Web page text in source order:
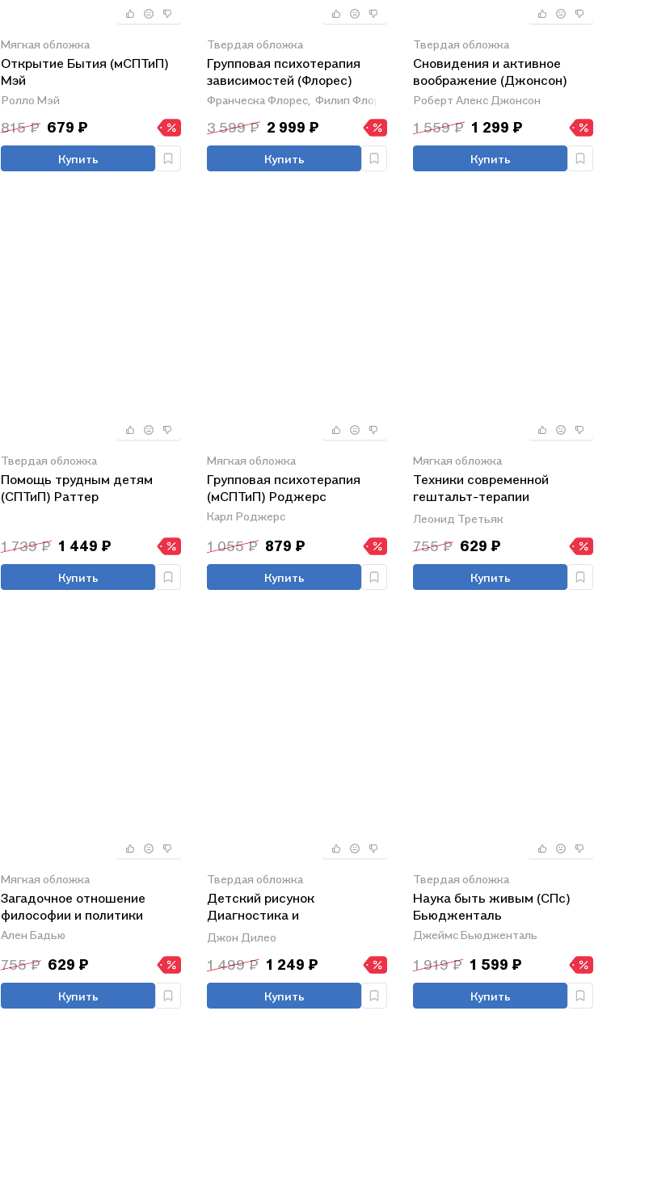
Мягкая обложка
Открытие Бытия (мСПТиП)
Мэй
Ролло Мэй
815 ₽ 679 ₽
Купить
Твердая обложка
Групповая психотерапия
зависимостей (Флорес)
Франческа Флорес, Филип Флорес
3 599 ₽ 2 999 ₽
Купить
Твердая обложка
Сновидения и активное
воображение (Джонсон)
Роберт Алекс Джонсон
1 559 ₽ 1 299 ₽
Купить
Твердая обложка
Помощь трудным детям
(СПТиП) Раттер
1 739 ₽ 1 449 ₽
Купить
Мягкая обложка
Групповая психотерапия
(мСПТиП) Роджерс
Карл Роджерс
1 055 ₽ 879 ₽
Купить
Мягкая обложка
Техники современной
гештальт-терапии
(мБибГешПсих) Третьяк
Леонид Третьяк
755 ₽ 629 ₽
Купить
Мягкая обложка
Загадочное отношение
философии и политики
Ален Бадью
755 ₽ 629 ₽
Купить
Твердая обложка
Детский рисунок
Диагностика и
интерпретация (м) Дилео
Джон Дилео
1 499 ₽ 1 249 ₽
Купить
Твердая обложка
Наука быть живым (СПс)
Бьюдженталь
Джеймс Бьюдженталь
1 919 ₽ 1 599 ₽
Купить